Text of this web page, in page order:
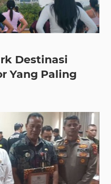
Destinasi
Yang Paling